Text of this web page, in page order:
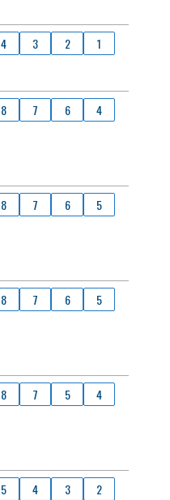
4 3 2 1
8 7 6
4
8 7 6
5
8 7 6
5
8 7 5
4
5 4 3 2